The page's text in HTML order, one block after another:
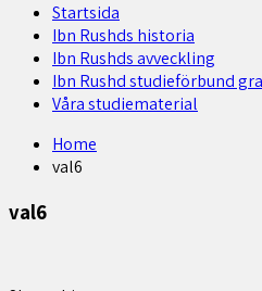
Startsida
Ibn Rushds historia
Ibn Rushds avveckling
Ibn Rushd studieförbund
Våra studiematerial
Home
val6
val6